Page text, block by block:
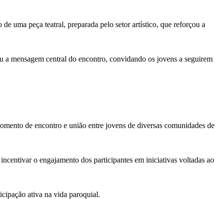
uma peça teatral, preparada pelo setor artístico, que reforçou a
mensagem central do encontro, convidando os jovens a seguirem
de encontro e união entre jovens de diversas comunidades de
o engajamento dos participantes em iniciativas voltadas ao
ativa na vida paroquial.